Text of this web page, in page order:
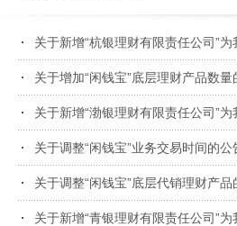
关于新增“杭银理财有限责任公司”
关于增加“闲钱宝”底层理财产品数
关于新增“渤银理财有限责任公司”
关于调整“闲钱宝”业务交易时间的
关于调整“闲钱宝”底层代销理财产
关于新增“青银理财有限责任公司”